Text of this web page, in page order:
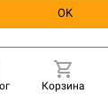
Корзина
OK